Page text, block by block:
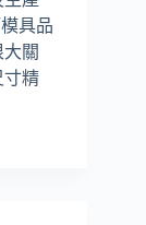
具品
關
寸精